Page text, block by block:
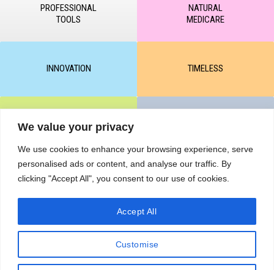
We value your privacy
We use cookies to enhance your browsing experience, serve
personalised ads or content, and analyse our traffic. By
clicking "Accept All", you consent to our use of cookies.
Customise
Accept All
PROFESSIONAL
TOOLS
NATURAL
MEDICARE
INNOVATION TIMELESS
CLEAR & MATTE
M-BALANCE SAFE & SUN
© All rights reserved by KART PODOLOGY LTD 2020-2025. Full or
source https://kart.net.in .RETURNS & CANCELLATIONS ORDERS